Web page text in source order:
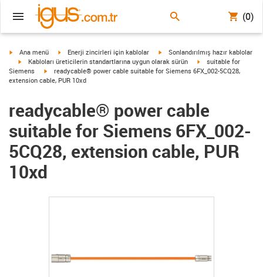
(0)
igus-icon-arrow-right
Ana menü igus-icon-arrow-right
Enerji zincirleri için kablolar igus-icon-arrow-right
Sonlandırılmış hazır kablolar
igus-icon-arrow-right
Kabloları üreticilerin standartlarına uygun olarak sürün igus-icon-arrow-right
suitable for
Siemens
igus-icon-arrow-right
readycable® power cable suitable for Siemens 6FX_002-5CQ28,
extension cable, PUR 10xd
readycable® power cable
suitable for Siemens 6FX_002-
5CQ28, extension cable, PUR
10xd